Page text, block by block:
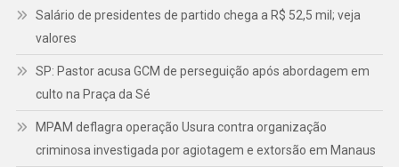
Salário de presidentes de partido chega a R$ 52,5 mil; veja
valores
SP: Pastor acusa GCM de perseguição após abordagem em
culto na Praça da Sé
MPAM deflagra operação Usura contra organização
criminosa investigada por agiotagem e extorsão em Manaus